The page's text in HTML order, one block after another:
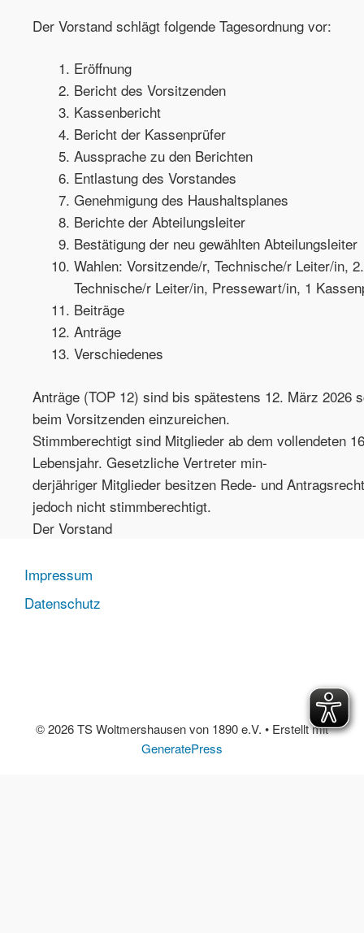
Der Vorstand schlägt folgende Tagesordnung vor:
Eröffnung
Bericht des Vorsitzenden
Kassenbericht
Bericht der Kassenprüfer
Aussprache zu den Berichten
Entlastung des Vorstandes
Genehmigung des Haushaltsplanes
Berichte der Abteilungsleiter
Bestätigung der neu gewählten Abteilungsleiter
Wahlen: Vorsitzende/r, Technische/r Leiter/in, 2.
Technische/r Leiter/in, Pressewart/in, 1
Beiträge
Anträge
Verschiedenes
Anträge (TOP 12) sind bis spätestens 12. März 2026
beim Vorsitzenden einzureichen.
Stimmberechtigt sind Mitglieder ab dem vollendeten
Lebensjahr. Gesetzliche Vertreter min-
derjähriger Mitglieder besitzen Rede- und
jedoch nicht stimmberechtigt.
Der Vorstand
Impressum
Datenschutz
© 2026 TS Woltmershausen von 1890 e.V. • Erstellt mit
GeneratePress